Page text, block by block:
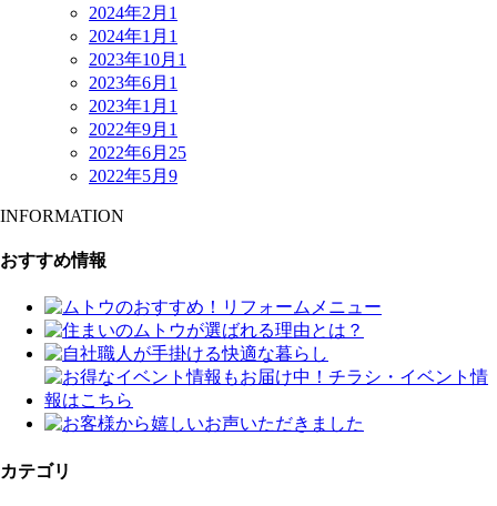
2024年2月 1
2024年1月 1
2023年10月 1
2023年6月 1
2023年1月 1
2022年9月 1
2022年6月 25
2022年5月 9
INFORMATION
おすすめ情報
カテゴリ